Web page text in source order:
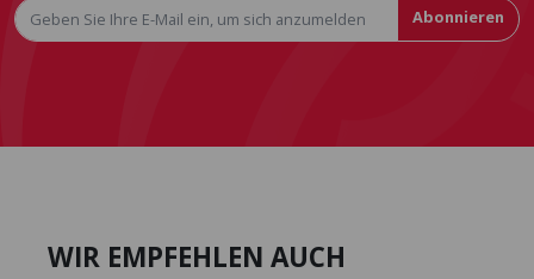
Abonnieren
WIR EMPFEHLEN AUCH